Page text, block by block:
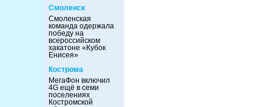
Смоленск
Смоленская
команда одержала
победу на
всероссийском
хакатоне «Кубок
Енисея»
Кострома
МегаФон включил
4G ещё в семи
поселениях
Костромской